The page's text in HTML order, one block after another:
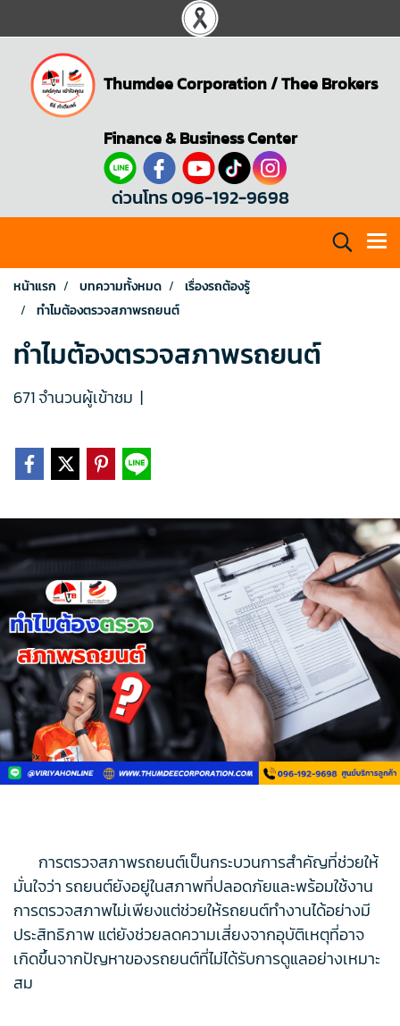
Thumdee Corporation/Thee Brokers
Finance & Business Center
ด่วนโทร 096-192-9698
หน้าแรก บทความทั้งหมด
เรื่องรถต้องรู้
ทำไมต้องตรวจสภาพรถยนต์
ทำไมต้องตรวจสภาพรถยนต์
671 จำนวนผู้เข้าชม |
การตรวจสภาพรถยนต์เป็นกระบวนการสำคัญที่ช่วยให้
มั่นใจว่า รถยนต์ยังอยู่ในสภาพที่ปลอดภัยและพร้อมใช้งาน
การตรวจสภาพไม่เพียงแต่ช่วยให้รถยนต์ทำงานได้อย่างมี
ประสิทธิภาพ แต่ยังช่วยลดความเสี่ยงจากอุบัติเหตุที่อาจ
เกิดขึ้นจากปัญหาของรถยนต์ที่ไม่ได้รับการดูแลอย่างเหมาะ
สม